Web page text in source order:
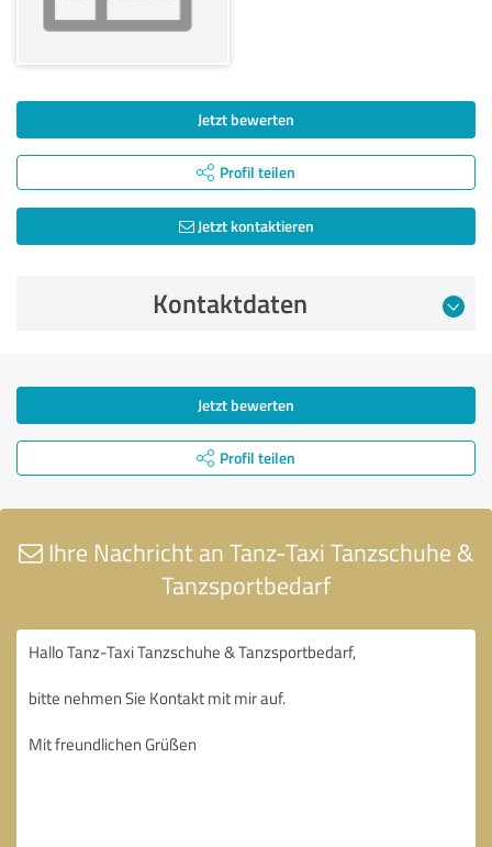
Jetzt bewerten
Profil teilen
Jetzt kontaktieren
Kontaktdaten
Jetzt bewerten
Profil teilen
Ihre Nachricht an Tanz-Taxi Tanzschuhe &
Tanzsportbedarf